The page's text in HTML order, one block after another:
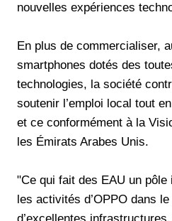
nouvelles expériences
En plus de commercialiser,
smartphones dotés des
technologies, la société
soutenir l’emploi local tout
et ce conformément à la
les Émirats Arabes Unis.
"Ce qui fait des EAU un pôle
les activités d’OPPO dans